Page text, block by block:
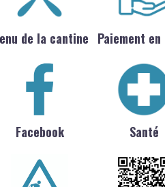
de la cantine Paiement
Facebook Santé